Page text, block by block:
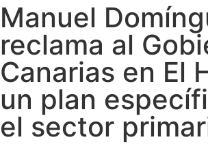
Manuel
reclama al
Canarias en El
un plan
el sector